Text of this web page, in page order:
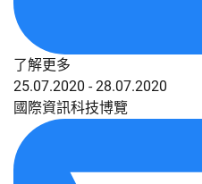
了解更多
25.07.2020 - 28.07.2020
國際資訊科技博覽